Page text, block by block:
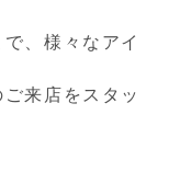
、様々なアイ
来店をスタッ